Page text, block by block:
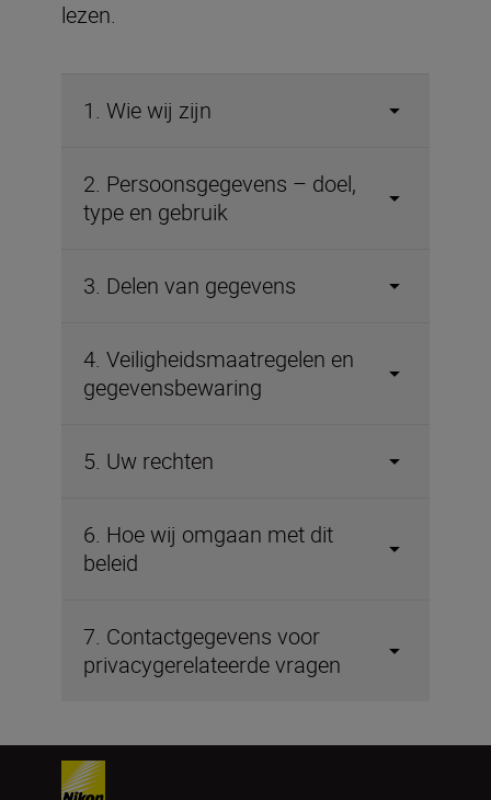
lezen.
1. Wie wij zijn
2. Persoonsgegevens – doel,
type en gebruik
3. Delen van gegevens
4. Veiligheidsmaatregelen en
gegevensbewaring
5. Uw rechten
6. Hoe wij omgaan met dit
beleid
7. Contactgegevens voor
privacygerelateerde vragen